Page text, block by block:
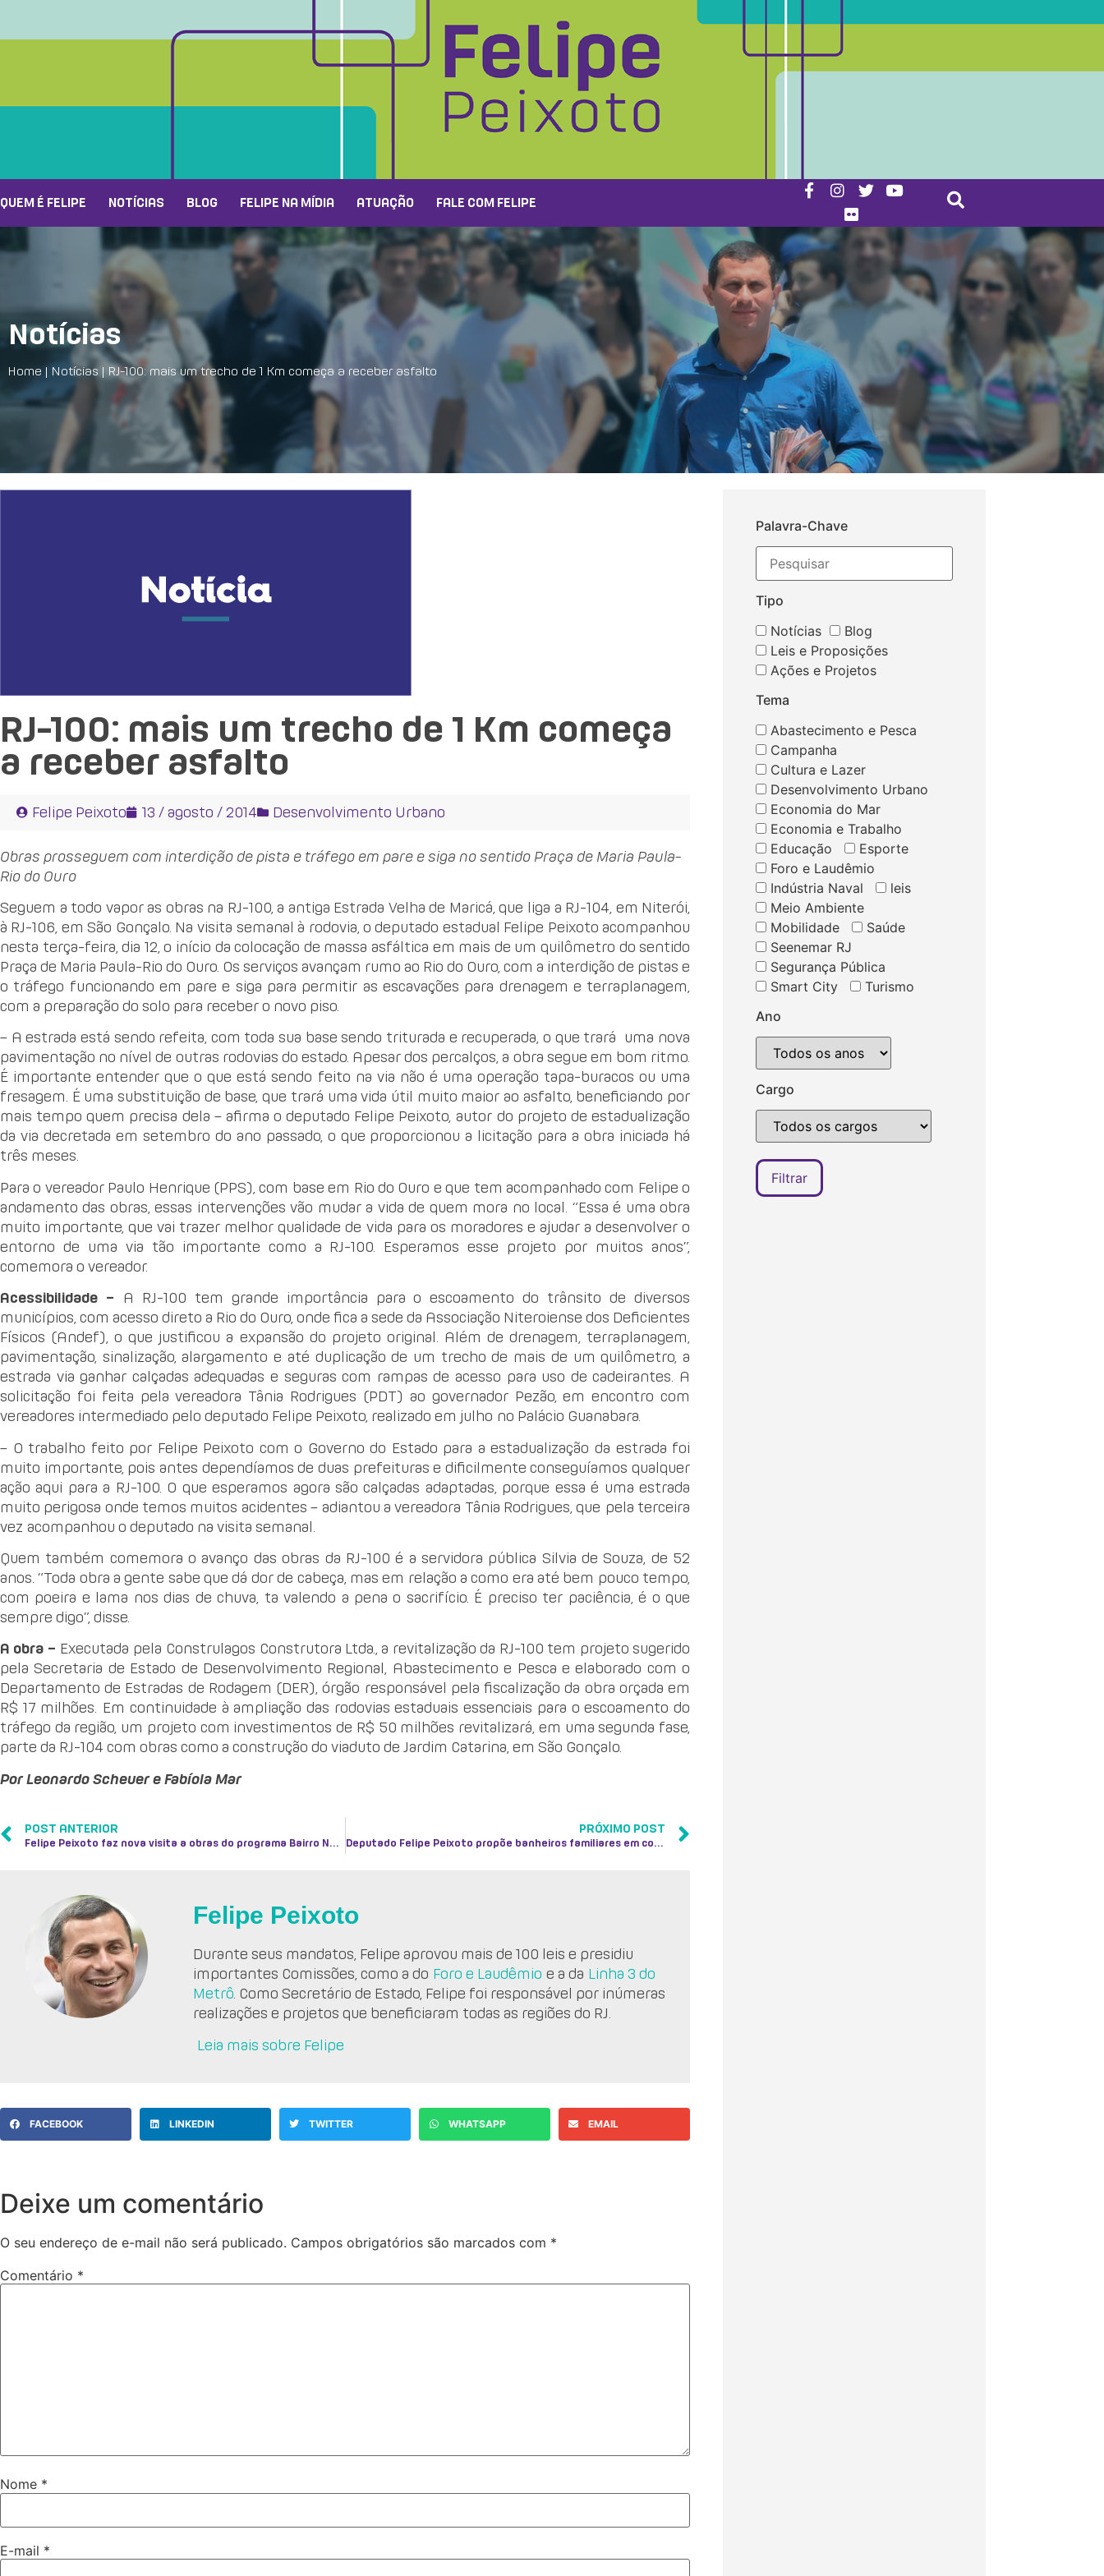
QUEM É FELIPE NOTÍCIAS BLOG FELIPE NA MÍDIA ATUAÇÃO FALE COM FELIPE
Notícias
Home | Notícias | RJ-100: mais um trecho de 1 Km começa a receber asfalto
RJ-100: mais um trecho de 1 Km começa
a receber asfalto
Felipe Peixoto 13 / agosto / 2014 Desenvolvimento Urbano
Obras prosseguem com interdição de pista e tráfego em pare e siga no sentido Praça de Maria Paula-
Rio do Ouro
Seguem a todo vapor as obras na RJ-100, a antiga Estrada Velha de Maricá, que liga a RJ-104, em Niterói,
à RJ-106, em São Gonçalo. Na visita semanal à rodovia, o deputado estadual Felipe Peixoto acompanhou
nesta terça-feira, dia 12, o início da colocação de massa asfáltica em mais de um quilômetro do sentido
Praça de Maria Paula-Rio do Ouro. Os serviços avançam rumo ao Rio do Ouro, com a interdição de pistas e
o tráfego funcionando em pare e siga para permitir as escavações para drenagem e terraplanagem,
com a preparação do solo para receber o novo piso.
– A estrada está sendo refeita, com toda sua base sendo triturada e recuperada, o que trará uma nova
pavimentação no nível de outras rodovias do estado. Apesar dos percalços, a obra segue em bom ritmo.
É importante entender que o que está sendo feito na via não é uma operação tapa-buracos ou uma
fresagem. É uma substituição de base, que trará uma vida útil muito maior ao asfalto, beneficiando por
mais tempo quem precisa dela – afirma o deputado Felipe Peixoto, autor do projeto de estadualização
da via decretada em setembro do ano passado, o que proporcionou a licitação para a obra iniciada há
três meses.
Para o vereador Paulo Henrique (PPS), com base em Rio do Ouro e que tem acompanhado com Felipe o
andamento das obras, essas intervenções vão mudar a vida de quem mora no local. “Essa é uma obra
muito importante, que vai trazer melhor qualidade de vida para os moradores e ajudar a desenvolver o
entorno de uma via tão importante como a RJ-100. Esperamos esse projeto por muitos anos”,
comemora o vereador.
Acessibilidade – A RJ-100 tem grande importância para o escoamento do trânsito de diversos
municípios, com acesso direto a Rio do Ouro, onde fica a sede da Associação Niteroiense dos Deficientes
Físicos (Andef), o que justificou a expansão do projeto original. Além de drenagem, terraplanagem,
pavimentação, sinalização, alargamento e até duplicação de um trecho de mais de um quilômetro, a
estrada via ganhar calçadas adequadas e seguras com rampas de acesso para uso de cadeirantes. A
solicitação foi feita pela vereadora Tânia Rodrigues (PDT) ao governador Pezão, em encontro com
vereadores intermediado pelo deputado Felipe Peixoto, realizado em julho no Palácio Guanabara.
– O trabalho feito por Felipe Peixoto com o Governo do Estado para a estadualização da estrada foi
muito importante, pois antes dependíamos de duas prefeituras e dificilmente conseguíamos qualquer
ação aqui para a RJ-100. O que esperamos agora são calçadas adaptadas, porque essa é uma estrada
muito perigosa onde temos muitos acidentes – adiantou a vereadora Tânia Rodrigues, que pela terceira
vez acompanhou o deputado na visita semanal.
Quem também comemora o avanço das obras da RJ-100 é a servidora pública Silvia de Souza, de 52
anos. “Toda obra a gente sabe que dá dor de cabeça, mas em relação a como era até bem pouco tempo,
com poeira e lama nos dias de chuva, ta valendo a pena o sacrifício. É preciso ter paciência, é o que
sempre digo”, disse.
A obra – Executada pela Construlagos Construtora Ltda., a revitalização da RJ-100 tem projeto sugerido
pela Secretaria de Estado de Desenvolvimento Regional, Abastecimento e Pesca e elaborado com o
Departamento de Estradas de Rodagem (DER), órgão responsável pela fiscalização da obra orçada em
R$ 17 milhões. Em continuidade à ampliação das rodovias estaduais essenciais para o escoamento do
tráfego da região, um projeto com investimentos de R$ 50 milhões revitalizará, em uma segunda fase,
parte da RJ-104 com obras como a construção do viaduto de Jardim Catarina, em São Gonçalo.
Por Leonardo Scheuer e Fabíola Mar
POST ANTERIOR
Felipe Peixoto faz nova visita a obras do programa Bairro Novo
PRÓXIMO POST
Deputado Felipe Peixoto propõe banheiros familiares em comércio
Felipe Peixoto
Durante seus mandatos, Felipe aprovou mais de 100 leis e presidiu
importantes Comissões, como a do Foro e Laudêmio e a da Linha 3 do
Metrô . Como Secretário de Estado, Felipe foi responsável por inúmeras
realizações e projetos que beneficiaram todas as regiões do RJ.
Leia mais sobre Felipe
FACEBOOK LINKEDIN TWITTER WHATSAPP EMAIL
Deixe um comentário
O seu endereço de e-mail não será publicado. Campos obrigatórios são marcados com *
Comentário *
Nome *
E-mail *
Palavra-Chave
Tipo
Notícias
Blog
Leis e Proposições
Ações e Projetos
Tema
Abastecimento e Pesca
Campanha
Cultura e Lazer
Desenvolvimento Urbano
Economia do Mar
Economia e Trabalho
Educação
Esporte
Foro e Laudêmio
Indústria Naval
leis
Meio Ambiente
Mobilidade
Saúde
Seenemar RJ
Segurança Pública
Smart City
Turismo
Ano
Cargo